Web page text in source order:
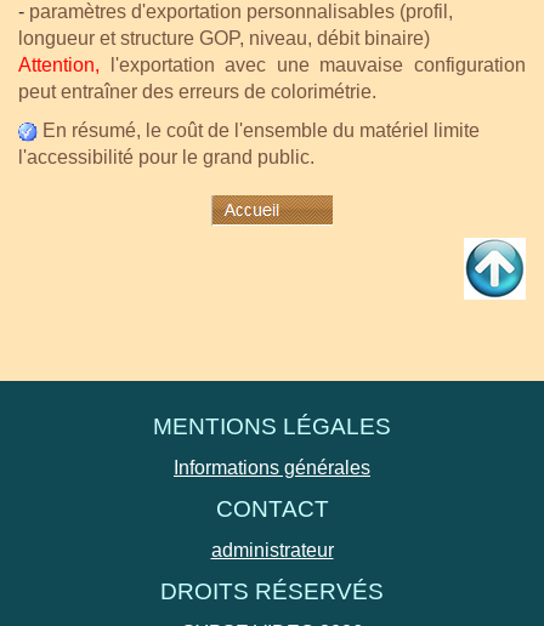
- paramètres d'exportation personnalisables (profil,
longueur et structure GOP, niveau, débit binaire)
Attention, l'exportation avec une mauvaise configuration
peut entraîner des erreurs de colorimétrie.
En résumé, e coût de l'ensemble du matériel limite
l'accessibilité pour le grand public.
MENTIONS LÉGALES
Informations générales
CONTACT
administrateur
DROITS RÉSERVÉS